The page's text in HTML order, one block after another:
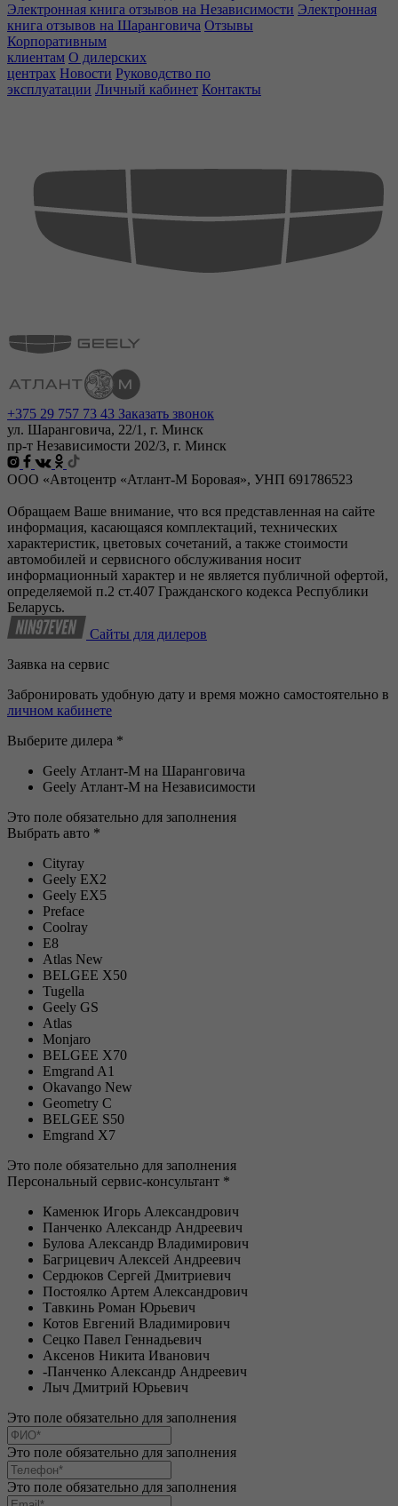
Электронная книга отзывов на Независимости Электронная
книга отзывов на Шаранговича Отзывы
Корпоративным
клиентам О дилерских
центрах Новости Руководство по
эксплуатации Личный кабинет Контакты
+375 29 757 73 43 Заказать звонок
ул. Шаранговича, 22/1, г. Минск
пр-т Независимости 202/3, г. Минск
ООО «Автоцентр «Атлант-М Боровая», УНП 691786523
Обращаем Ваше внимание, что вся представленная на сайте
информация, касающаяся комплектаций, технических
характеристик, цветовых сочетаний, а также стоимости
автомобилей и сервисного обслуживания носит
информационный характер и не является публичной офертой,
определяемой п.2 ст.407 Гражданского кодекса Республики
Беларусь.
Сайты для дилеров
Заявка на сервис
Забронировать удобную дату и время можно самостоятельно в
личном кабинете
Выберите дилера *
Geely Атлант-М на Шаранговича
Geely Атлант-М на Независимости
Это поле обязательно для заполнения
Выбрать авто *
Cityray
Geely EX2
Geely EX5
Preface
Coolray
E8
Atlas New
BELGEE Х50
Tugella
Geely GS
Atlas
Monjaro
BELGEE X70
Emgrand A1
Okavango New
Geometry C
BELGEE S50
Emgrand X7
Это поле обязательно для заполнения
Персональный сервис-консультант *
Каменюк Игорь Александрович
Панченко Александр Андреевич
Булова Александр Владимирович
Багрицевич Алексей Андреевич
Сердюков Сергей Дмитриевич
Постоялко Артем Александрович
Тавкинь Роман Юрьевич
Котов Евгений Владимирович
Сецко Павел Геннадьевич
Аксенов Никита Иванович
-Панченко Александр Андреевич
Лыч Дмитрий Юрьевич
Это поле обязательно для заполнения
Это поле обязательно для заполнения
Это поле обязательно для заполнения